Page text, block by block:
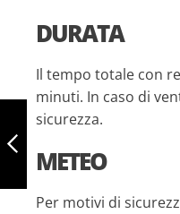
DURATA
Il tempo totale con
minuti. In caso di
sicurezza.
METEO
Per motivi di
VOLO IN
PARAPENDIO
LOGAR